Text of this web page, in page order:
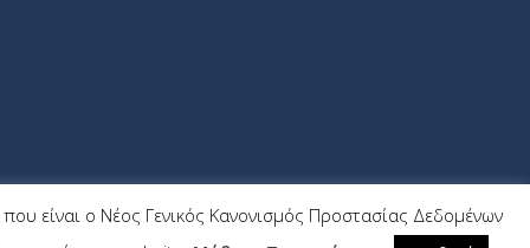
είναι ο Νέος Γενικός Κανονισμός Προστασίας Δεδομένων